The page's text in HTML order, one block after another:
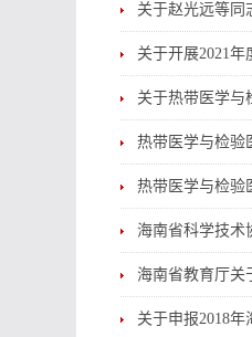
关于赵光远等同
关于开展2021
关于热带医学与
热带医学与检验
热带医学与检验
海南省科学技术
海南省教育厅关
关于申报2018